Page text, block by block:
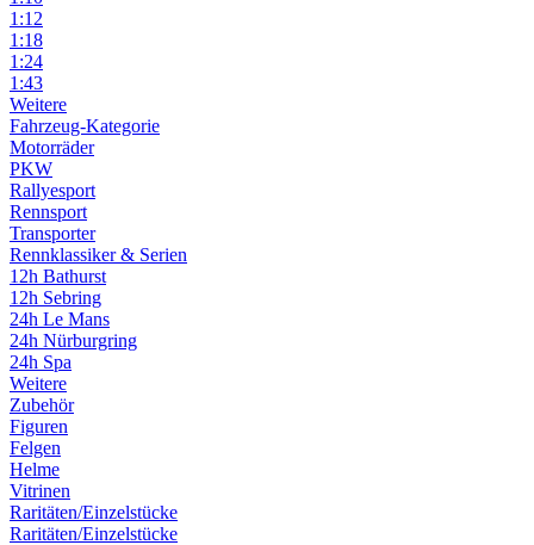
1:12
1:18
1:24
1:43
Weitere
Fahrzeug-Kategorie
Motorräder
PKW
Rallyesport
Rennsport
Transporter
Rennklassiker & Serien
12h Bathurst
12h Sebring
24h Le Mans
24h Nürburgring
24h Spa
Weitere
Zubehör
Figuren
Felgen
Helme
Vitrinen
Raritäten/Einzelstücke
Raritäten/Einzelstücke